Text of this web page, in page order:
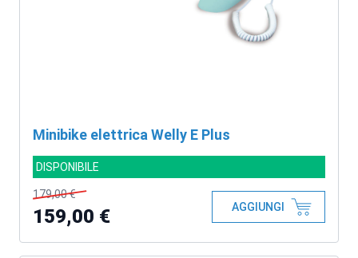
Minibike elettrica Welly E Plus
DISPONIBILE
179,00 €
159,00 € AGGIUNGI